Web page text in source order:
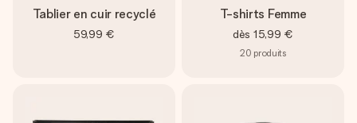
Tablier en cuir recyclé
59,99 €
T-shirts Femme
dès 15,99 €
20 produits